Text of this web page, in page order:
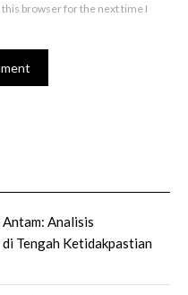
this browser for the next time I
Analisis
Tengah Ketidakpastian